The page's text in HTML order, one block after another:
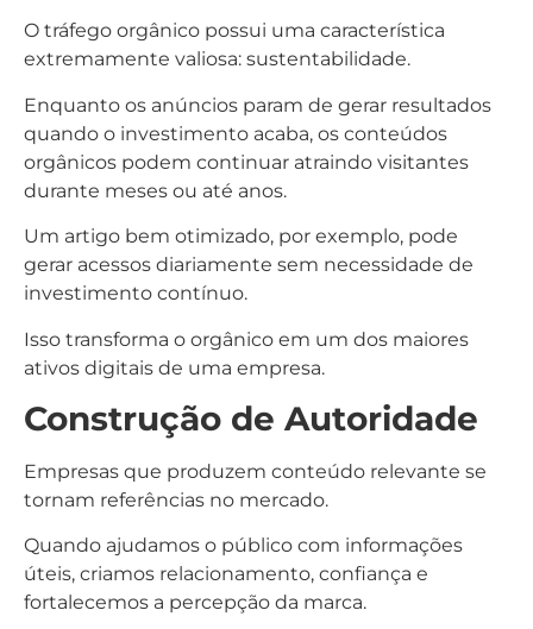
O tráfego orgânico possui uma característica
extremamente valiosa: sustentabilidade.
Enquanto os anúncios param de gerar resultados
quando o investimento acaba, os conteúdos
orgânicos podem continuar atraindo visitantes
durante meses ou até anos.
Um artigo bem otimizado, por exemplo, pode
gerar acessos diariamente sem necessidade de
investimento contínuo.
Isso transforma o orgânico em um dos maiores
ativos digitais de uma empresa.
Construção de Autoridade
Empresas que produzem conteúdo relevante se
tornam referências no mercado.
Quando ajudamos o público com informações
úteis, criamos relacionamento, confiança e
fortalecemos a percepção da marca.